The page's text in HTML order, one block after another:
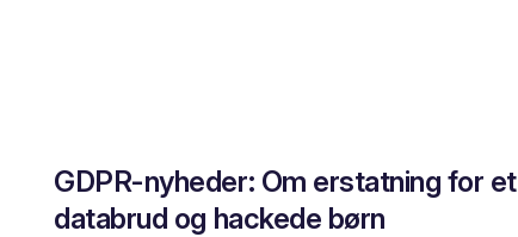
GDPR-nyheder: Om erstatning for et
databrud og hackede børn